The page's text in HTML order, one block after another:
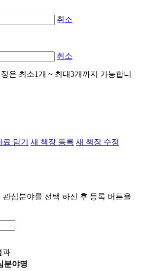
취소
취소
은 최소1개 ~ 최대3개까지 가능합니
담기 새 책장 등록 새 책장 수정
관심분야를 선택 하신 후 등록 버튼을
과
분야명